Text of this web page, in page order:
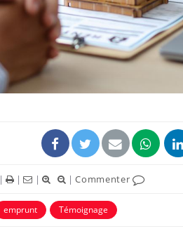
| | | |Commenter
emprunt Témoignage